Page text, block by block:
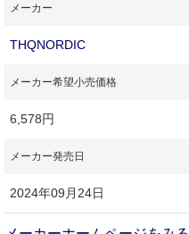
メーカー
THQNORDIC
メーカー希望小売価格
6,578円
メーカー発売日
2024年09月24日